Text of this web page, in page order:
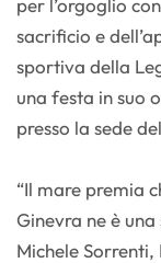
sacrificio e
sportiva della
una festa in suo
presso la sede
“Il mare premia
Ginevra ne è
Michele